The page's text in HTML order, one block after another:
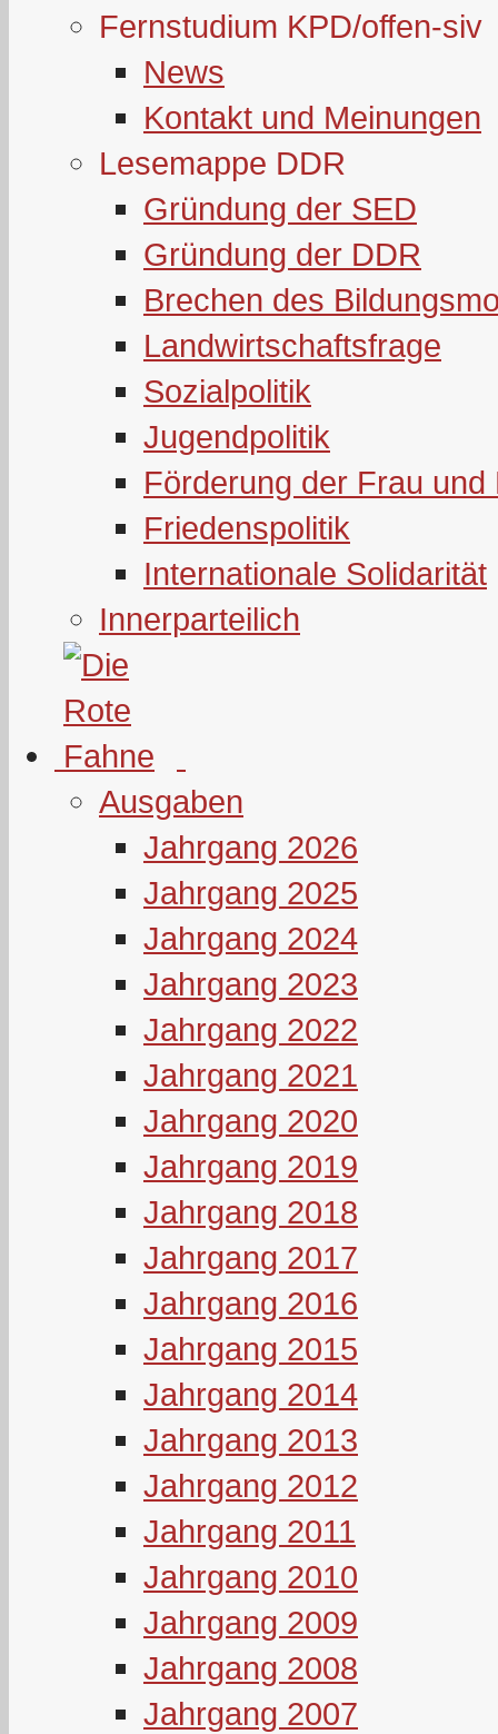
Fernstudium KPD/offen-siv
News
Kontakt und Meinungen
Lesemappe DDR
Gründung der SED
Gründung der DDR
Brechen des
Landwirtschaftsfrage
Sozialpolitik
Jugendpolitik
Förderung der Frau und
Friedenspolitik
Internationale Solidarität
Innerparteilich
Ausgaben
Jahrgang 2026
Jahrgang 2025
Jahrgang 2024
Jahrgang 2023
Jahrgang 2022
Jahrgang 2021
Jahrgang 2020
Jahrgang 2019
Jahrgang 2018
Jahrgang 2017
Jahrgang 2016
Jahrgang 2015
Jahrgang 2014
Jahrgang 2013
Jahrgang 2012
Jahrgang 2011
Jahrgang 2010
Jahrgang 2009
Jahrgang 2008
Jahrgang 2007